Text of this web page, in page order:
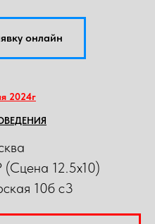
онлайн
2024г
12.5х10)
10б с3